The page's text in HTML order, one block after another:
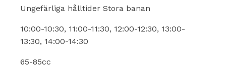
Ungefärliga hålltider Stora banan
10:00-10:30, 11:00-11:30, 12:00-12:30, 13:00-
13:30, 14:00-14:30
65-85cc